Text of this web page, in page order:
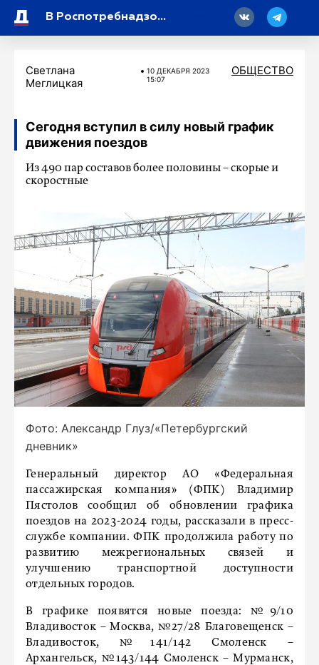
В Роспотребнадзоре назвали топ-5 фруктов для поддержания иммунитета зимой
Светлана
Меглицкая
10 ДЕКАБРЯ 2023
15:07
ОБЩЕСТВО
Сегодня вступил в силу новый график
движения поездов
Из 490 пар составов более половины – скорые и
скоростные
Фото: Александр Глуз/«Петербургский
дневник»
Генеральный директор АО «Федеральная
пассажирская компания» (ФПК) Владимир
Пястолов сообщил об обновлении графика
поездов на 2023-2024 годы, рассказали в пресс-
службе компании. ФПК продолжила работу по
развитию межрегиональных связей и
улучшению транспортной доступности
отдельных городов.
В графике появятся новые поезда: №9/10
Владивосток – Москва, №27/28 Благовещенск –
Владивосток, №141/142 Смоленск –
Архангельск, №143/144 Смоленск – Мурманск,